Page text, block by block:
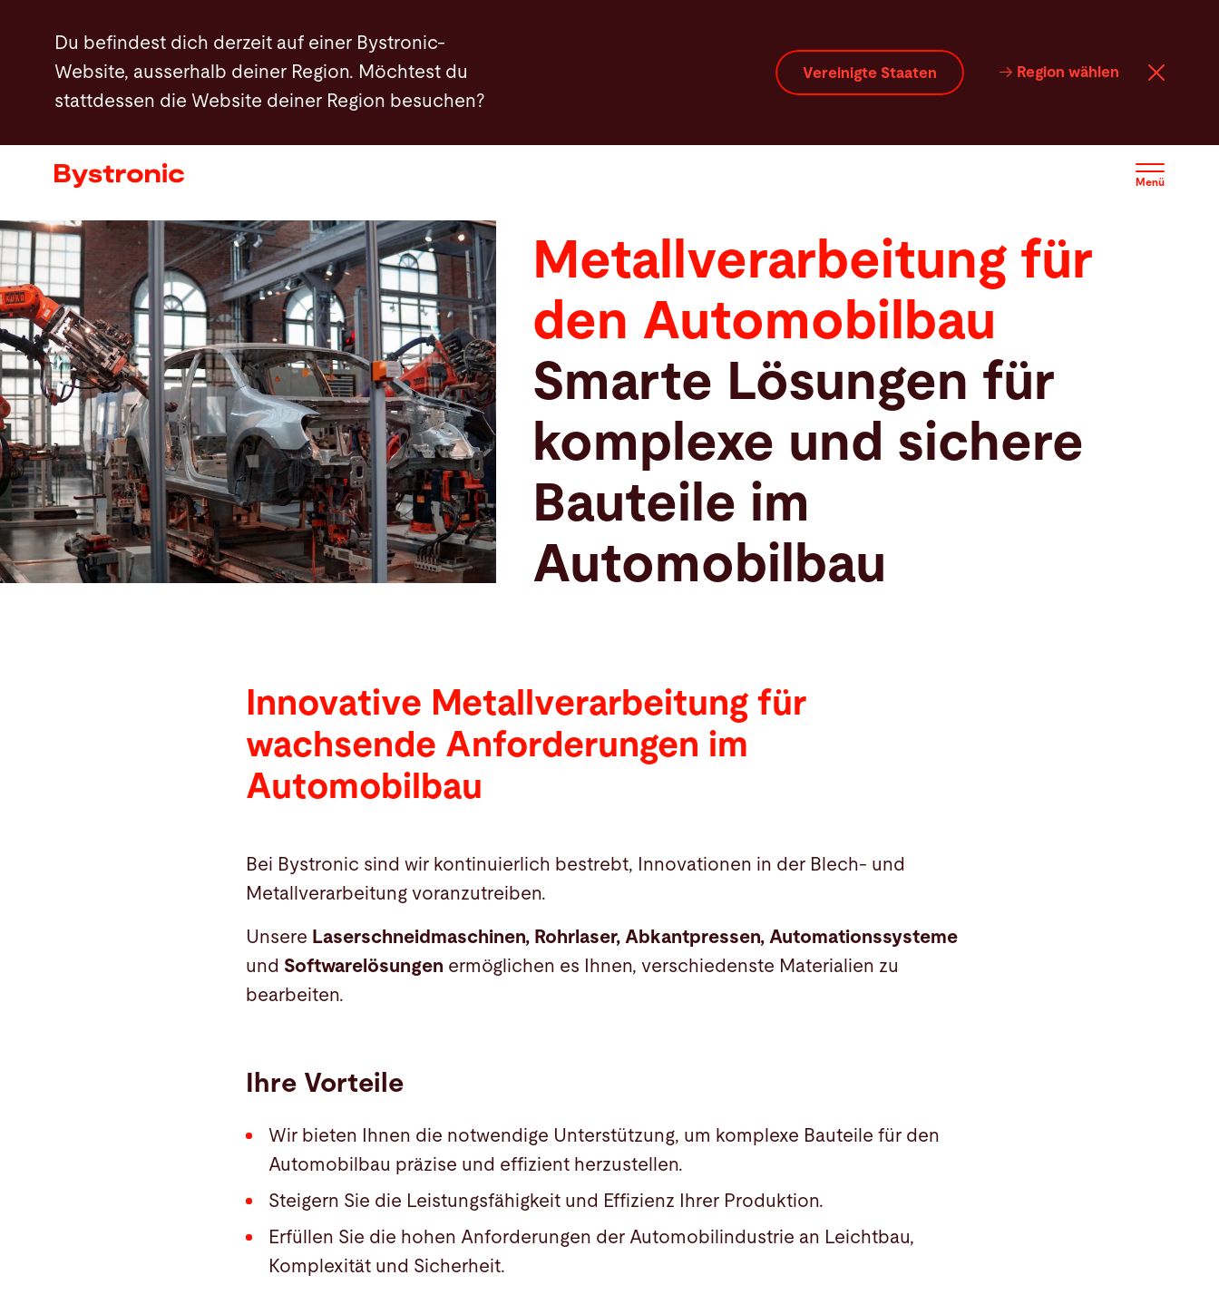
Du befindest dich derzeit auf einer Bystronic-
Website, ausserhalb deiner Region. Möchtest du
stattdessen die Website deiner Region besuchen?
Vereinigte Staaten Region wählen
Menü
Services
Applikationen
Newsroom
Unternehmen
Suche
China · DeutschKontakt myBystronic
Metallverarbeitung für
den Automobilbau
Smarte Lösungen für
komplexe und sichere
Bauteile im
Automobilbau
Innovative Metallverarbeitung für
wachsende Anforderungen im
Automobilbau
Bei Bystronic sind wir kontinuierlich bestrebt, Innovationen in der Blech- und
Metallverarbeitung voranzutreiben.
Unsere Laserschneidmaschinen, Rohrlaser, Abkantpressen, Automationssysteme
und Softwarelösungen ermöglichen es Ihnen, verschiedenste Materialien zu
bearbeiten.
Ihre Vorteile
Wir bieten Ihnen die notwendige Unterstützung, um komplexe Bauteile für den
Automobilbau präzise und effizient herzustellen.
Steigern Sie die Leistungsfähigkeit und Effizienz Ihrer Produktion.
Erfüllen Sie die hohen Anforderungen der Automobilindustrie an Leichtbau,
Komplexität und Sicherheit.